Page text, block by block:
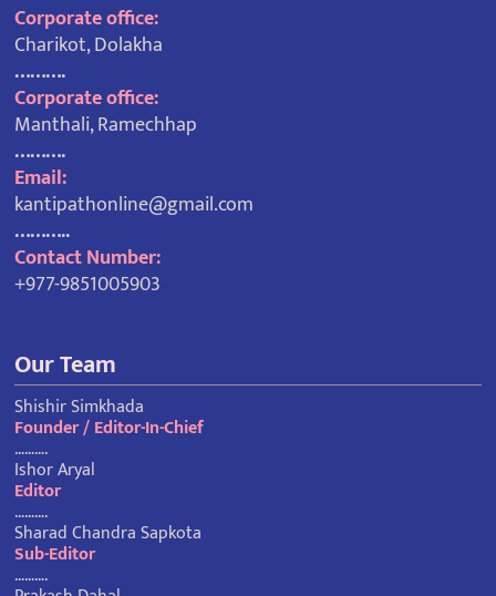
Corporate office:
Charikot, Dolakha
……….
Corporate office:
Manthali, Ramechhap
……….
Email:
kantipathonline@gmail.com
………..
Contact Number:
+977-9851005903
Our Team
Shishir Simkhada
Founder / Editor-In-Chief
……….
Ishor Aryal
Editor
……….
Sharad Chandra Sapkota
Sub-Editor
……….